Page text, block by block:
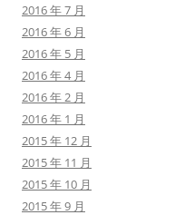
2016 年 7 月
2016 年 6 月
2016 年 5 月
2016 年 4 月
2016 年 2 月
2016 年 1 月
2015 年 12 月
2015 年 11 月
2015 年 10 月
2015 年 9 月